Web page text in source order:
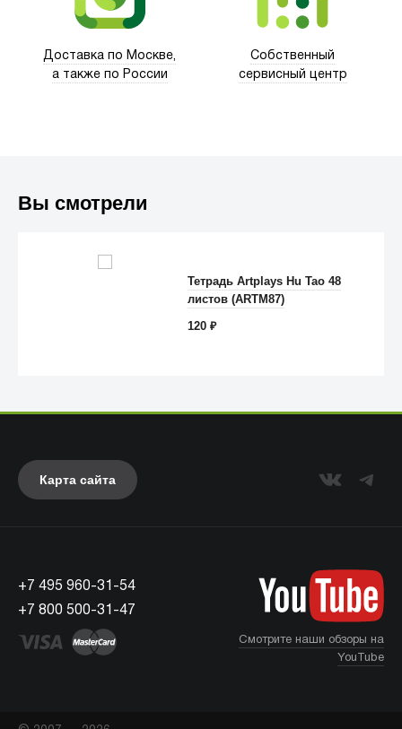
Anker
Доставка по Москве,
а также по России
Собственный
сервисный центр
Вы смотрели
Тетрадь Artplays Hu Tao 48
листов (ARTM87)
120₽
Карта сайта
+7 495 960-31-54
+7 800 500-31-47
Смотрите наши обзоры на
YouTube